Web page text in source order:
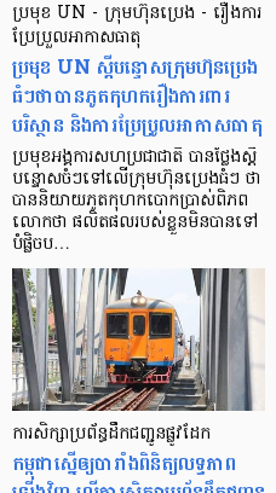
ប្រមុខ UN - ក្រុមហ៊ុនប្រេង - រឿងការ
ប្រែប្រួលអាកាសធាតុ
ប្រមុខ UN ស្តីបន្ទោសក្រុមហ៊ុនប្រេង
ធំៗថាបានភូតកុហករឿងការពារ
បរិស្ថាន និងការប្រែប្រូលអាកាសធាតុ
ប្រមុខអង្គការសហប្រជាជាតិ បានថ្លែងស្តី
បន្ទោសចំៗទៅលើក្រុមហ៊ុនប្រេងធំៗ ថា
បាននិយាយភូតកុហកបោកប្រាស់ពិភព
លោកថា ផលិតផលរបស់ខ្លួនមិនបានទៅ
បំផ្លិចប…
ការសិក្សាប្រព័ន្ធដឹកជញ្ជូនផ្លូវដែក
កម្ពុជាស្នើឲ្យបារាំងពិនិត្យលទ្ធភាព